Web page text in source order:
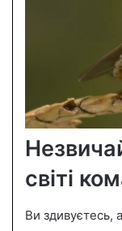
світі
Ви здивуєтесь,